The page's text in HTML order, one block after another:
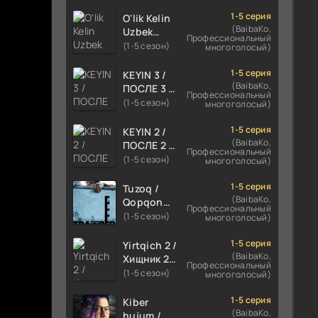
HIND KINO
2024
TARJIMA
Skachat
O'lik Kelin
Uzbek
tilida 2023
Tarjima
kino
skachat
(1-5 сезон)
1-5 серия
(BaibaKo,
Профессиональный
многоголосый)
KEYIN 3 /
ПОСЛЕ 3 /
AFTER 3
FILM
UZBEK
TILIDA
TARJIMA
FILM HD
(1-5 сезон)
1-5 серия
(BaibaKo,
Профессиональный
многоголосый)
KEYIN 2 /
ПОСЛЕ 2 /
AFTER 2
FILM
UZBEK
TILIDA
TARJIMA
FILM HD
(1-5 сезон)
1-5 серия
(BaibaKo,
Профессиональный
многоголосый)
Tuzoq /
Qopqon
Hind
2016 Uzbek
tilida
tarjima film
(1-5 сезон)
1-5 серия
(BaibaKo,
Профессиональный
многоголосый)
Yirtqich 2 /
Хищник 2
Xishnik
tilida 2018-
2024
(1-5 сезон)
1-5 серия
(BaibaKo,
Профессиональный
многоголосый)
Kiber
1-5 серия
(BaibaKo,